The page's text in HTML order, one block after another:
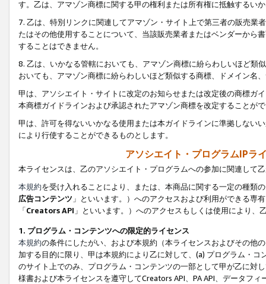
す。乙は、アマゾン商標に関する甲の権利または所有権に抵触するい
7. 乙は、特別リンクに関連してアマゾン・サイト上で第三者の販売
たはその他使用することについて、当該販売業者またはベンダーから
することはできません。
8. 乙は、いかなる管轄においても、アマゾン商標に紛らわしいほど類
おいても、アマゾン商標に紛らわしいほど類似する商標、ドメイン名
甲は、アソシエイト・サイトに改定のお知らせまたは改定後の商標ガ
本商標ガイドラインおよび承認されたアマゾン商標を改定することが
甲は、許可を得ないいかなる使用または本ガイドラインに準拠しない
により行使することができるものとします。
アソシエイト・プログラムIPラ
本ライセンスは、乙のアソシエイト・プログラムへの参加に関連して
本規約を受け入れることにより、または、本商品に関する一定の種類
広告コンテンツ 」といいます。）へのアクセスおよび利用ができる専
「Creators API 」といいます。）へのアクセスもしくは使用により
1. プログラム・コンテンツへの限定的ライセンス
本規約の条件にしたがい、および本規約（本ライセンスおよびその他
加する目的に限り、甲は本規約により乙に対して、(a) プログラム・
のサイト上でのみ、プログラム・コンテンツの一部として甲が乙に対
様書および本ライセンスを遵守してCreators API、PA API、データフ